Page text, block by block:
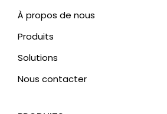
À propos de nous
Produits
Solutions
Nous contacter